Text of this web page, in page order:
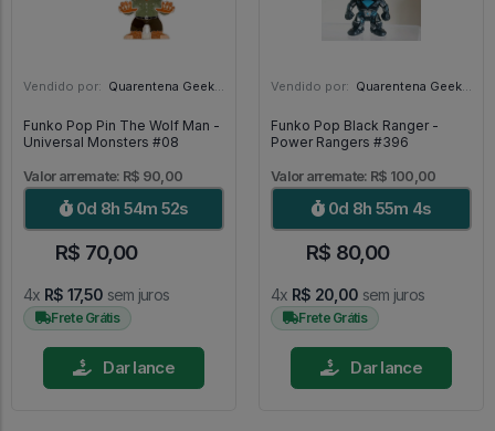
Vendido por: Quarentena Geek Store - SP
Funko Pop Pin The Wolf Man -
Universal Monsters #08
Valor arremate: R$ 90,00
0d 8h 54m 51s
R$ 70,00
4x R$ 17,50 sem juros
Frete Grátis
Dar lance
Vendido por: Quarentena Geek Store - SP
Funko Pop Black Ranger -
Power Rangers #396
Valor arremate: R$ 100,00
0d 8h 55m 3s
R$ 80,00
4x R$ 20,00 sem juros
Frete Grátis
Dar lance